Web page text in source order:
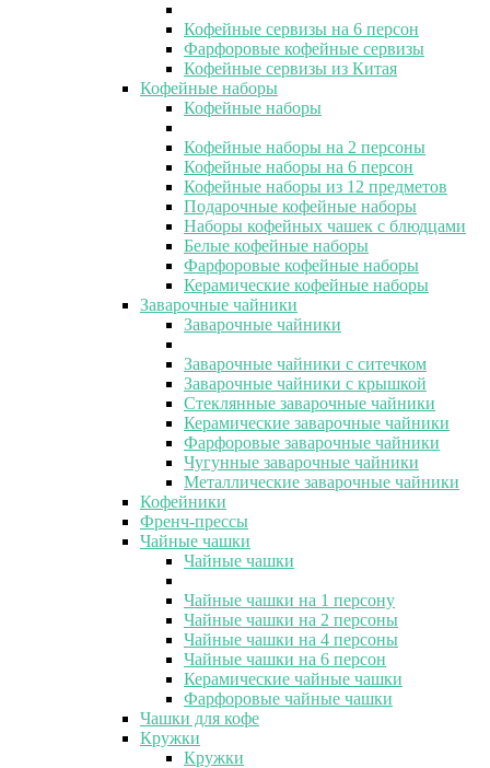
Кофейные сервизы на 6 персон
Фарфоровые кофейные сервизы
Кофейные сервизы из Китая
Кофейные наборы
Кофейные наборы
Кофейные наборы на 2 персоны
Кофейные наборы на 6 персон
Кофейные наборы из 12 предметов
Подарочные кофейные наборы
Наборы кофейных чашек с блюдцами
Белые кофейные наборы
Фарфоровые кофейные наборы
Керамические кофейные наборы
Заварочные чайники
Заварочные чайники
Заварочные чайники с ситечком
Заварочные чайники с крышкой
Стеклянные заварочные чайники
Керамические заварочные чайники
Фарфоровые заварочные чайники
Чугунные заварочные чайники
Металлические заварочные чайники
Кофейники
Френч-прессы
Чайные чашки
Чайные чашки
Чайные чашки на 1 персону
Чайные чашки на 2 персоны
Чайные чашки на 4 персоны
Чайные чашки на 6 персон
Керамические чайные чашки
Фарфоровые чайные чашки
Чашки для кофе
Кружки
Кружки